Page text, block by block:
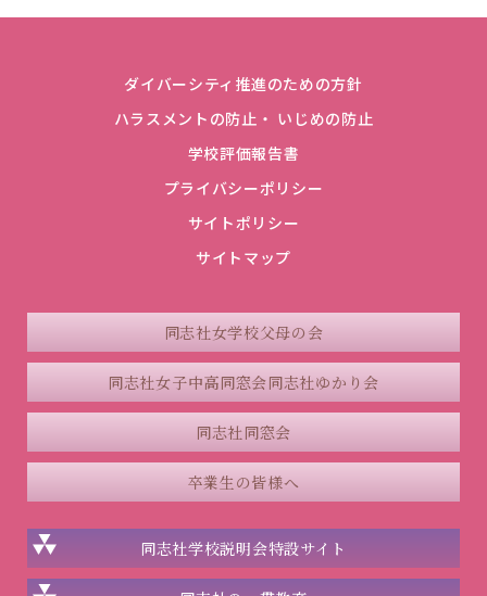
ダイバーシティ推進のための方針
ハラスメントの防止・ いじめの防止
学校評価報告書
プライバシーポリシー
サイトポリシー
サイトマップ
同志社女学校父母の会
同志社女子中高同窓会同志社ゆかり会
同志社同窓会
卒業生の皆様へ
同志社学校説明会特設サイト